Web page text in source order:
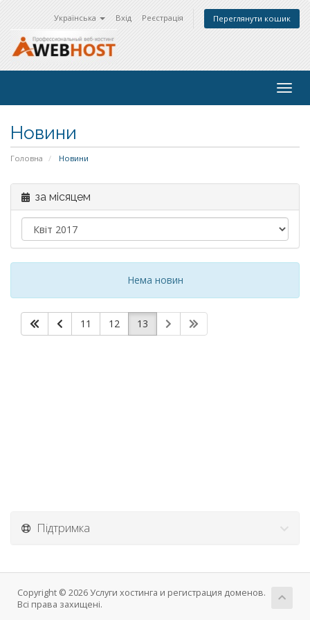
Українська Вхід Реєстрація Переглянути кошик
Новини
Головна Новини
за місяцем
Нема новин
11 12 13
Підтримка
Copyright © 2026 Услуги хостинга и регистрация доменов.
Всі права захищені.